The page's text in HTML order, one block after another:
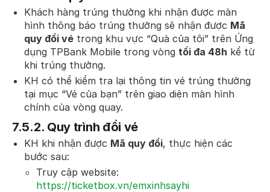
Khách hàng trúng thưởng khi nhận được màn
hình thông báo trúng thưởng sẽ nhận được Mã
quy đổi vé trong khu vực “Quà của tôi” trên Ứng
dụng TPBank Mobile trong vòng tối đa 48h kể từ
khi trúng thưởng.
KH có thể kiểm tra lại thông tin vé trúng thưởng
tại mục “Vé của bạn” trên giao diện màn hình
chính của vòng quay.
7.5.2. Quy trình đổi vé
KH khi nhận được Mã quy đổi, thực hiện các
bước sau:
Truy cập website:
https://ticketbox.vn/emxinhsayhi